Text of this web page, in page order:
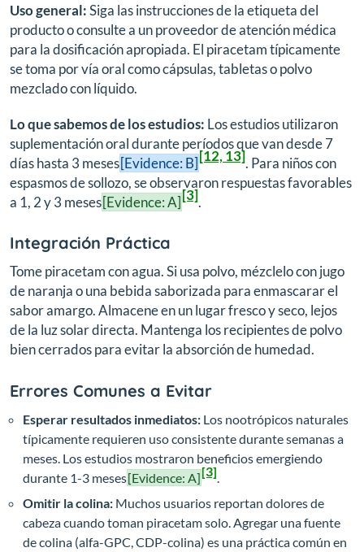
Uso general:Siga las instrucciones de la etiqueta del
producto o consulte a un proveedor de atención médica
para la dosificación apropiada. El piracetam típicamente
se toma por vía oral como cápsulas, tabletas o polvo
mezclado con líquido.
Lo que sabemos de los estudios: Los estudios utilizaron
suplementación oral durante períodos que van desde 7
días hasta 3 meses[Evidence: B][12, 13]. Para niños con
espasmos de sollozo, se observaron respuestas favorables
a 1, 2 y 3 meses[Evidence: A][3].
Integración Práctica
Tome piracetam con agua. Si usa polvo, mézclelo con jugo
de naranja o una bebida saborizada para enmascarar el
sabor amargo. Almacene en un lugar fresco y seco, lejos
de la luz solar directa. Mantenga los recipientes de polvo
bien cerrados para evitar la absorción de humedad.
Errores Comunes a Evitar
Esperar resultados inmediatos: Los nootrópicos naturales
típicamente requieren uso consistente durante semanas a
meses. Los estudios mostraron beneficios emergiendo
durante 1-3 meses[Evidence: A][3]
Omitir la colina: Muchos usuarios reportan dolores de
cabeza cuando toman piracetam solo. Agregar una fuente
de colina (alfa-GPC, CDP-colina) es una práctica común en